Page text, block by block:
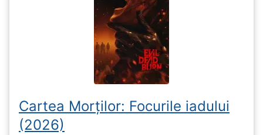
Cartea Morților: Focurile iadului
(2026)